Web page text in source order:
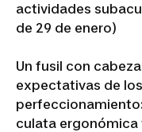
actividades
de 29 de enero)
Un fusil con
expectativas de
culata ergonómica